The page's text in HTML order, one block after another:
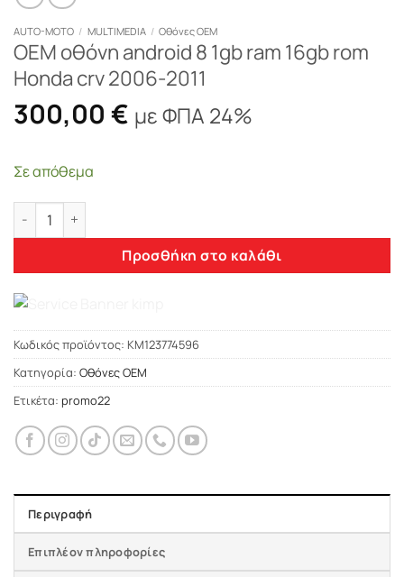
AUTO-MOTO / MULTIMEDIA / Οθόνες OEM
OEM οθόνη android 8 1gb ram 16gb rom
Honda crv 2006-2011
300,00 € με ΦΠΑ 24%
Σε απόθεμα
OEM οθόνη android 8 1gb ram 16gb rom Honda crv 2006-2011
Προσθήκη στο καλάθι
Κωδικός προϊόντος: KM123774596
Κατηγορία: Οθόνες OEM
Ετικέτα: promo22
Περιγραφή
Επιπλέον πληροφορίες